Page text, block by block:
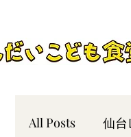
All Posts 仙台